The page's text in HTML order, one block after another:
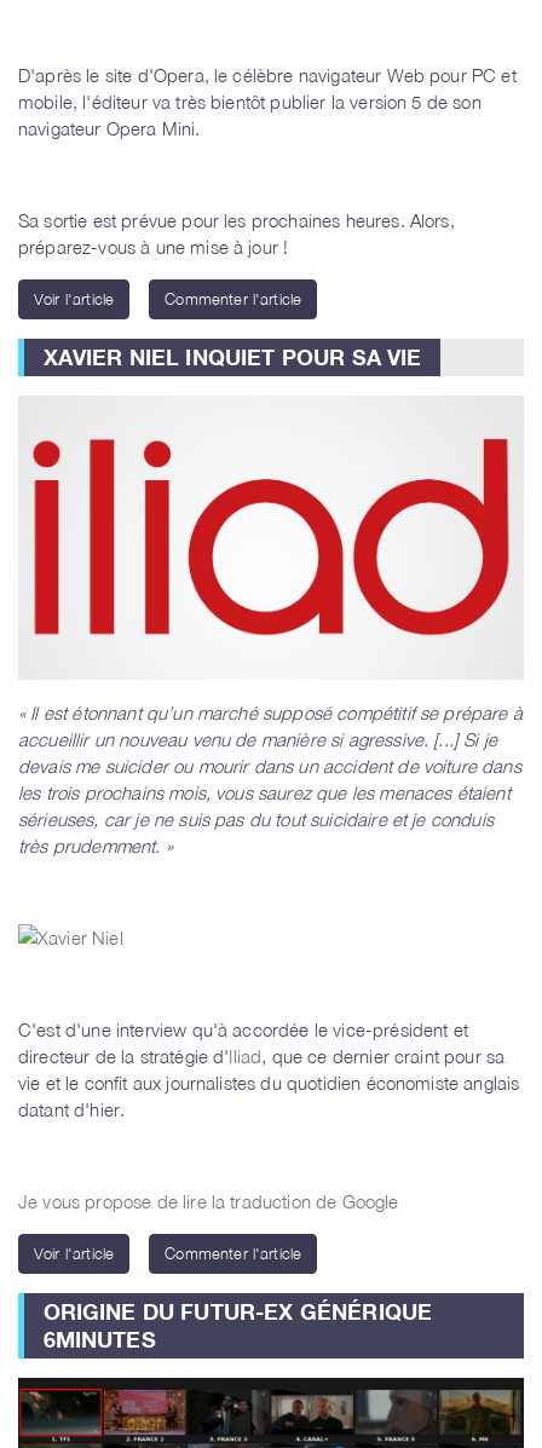
D'après le site d'Opera, le célèbre navigateur Web pour PC et
mobile, l'éditeur va très bientôt publier la version 5 de son
navigateur Opera Mini.
Sa sortie est prévue pour les prochaines heures. Alors,
préparez-vous à une mise à jour !
Voir l'article Commenter l'article
XAVIER NIEL INQUIET POUR SA VIE
« Il est étonnant qu’un marché supposé compétitif se prépare à
accueillir un nouveau venu de manière si agressive. [...] Si je
devais me suicider ou mourir dans un accident de voiture dans
les trois prochains mois, vous saurez que les menaces étaient
sérieuses, car je ne suis pas du tout suicidaire et je conduis
très prudemment. »
C'est d'une interview qu'à accordée le vice-président et
directeur de la stratégie d'Iliad, que ce dernier craint pour sa
vie et le confit aux journalistes du quotidien économiste anglais
datant d'hier.
Je vous propose de lire la traduction de Google
Voir l'article Commenter l'article
ORIGINE DU FUTUR-EX GÉNÉRIQUE
6MINUTES